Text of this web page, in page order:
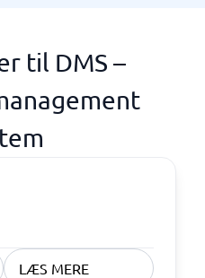
til DMS –
LÆS MERE